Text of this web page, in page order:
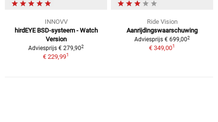
INNOVV
hirdEYE BSD-systeem - Watch
Version
Adviesprijs € 279,902
€ 229,991
Ride Vision
Aanrijdingswaarschuwing
Adviesprijs € 699,002
€ 349,001